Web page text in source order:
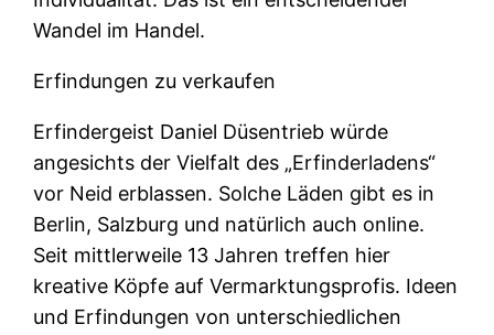
Wandel im Handel.
Erfindungen zu verkaufen
Erfindergeist Daniel Düsentrieb würde
angesichts der Vielfalt des „Erfinderladens“
vor Neid erblassen. Solche Läden gibt es in
Berlin, Salzburg und natürlich auch online.
Seit mittlerweile 13 Jahren treffen hier
kreative Köpfe auf Vermarktungsprofis. Ideen
und Erfindungen von unterschiedlichen